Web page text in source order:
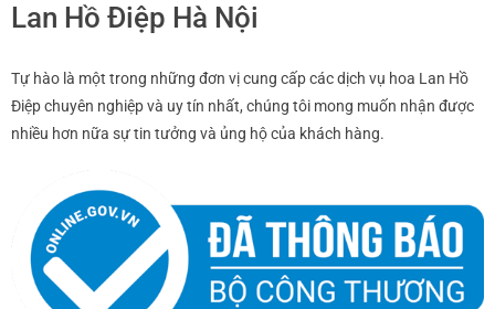
Lan Hồ Điệp Hà Nội
Tự hào là một trong những đơn vị cung cấp các dịch vụ hoa Lan Hồ
Điệp chuyên nghiệp và uy tín nhất, chúng tôi mong muốn nhận được
nhiều hơn nữa sự tin tưởng và ủng hộ của khách hàng.